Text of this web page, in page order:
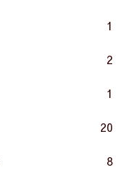
1
2
1
20
8